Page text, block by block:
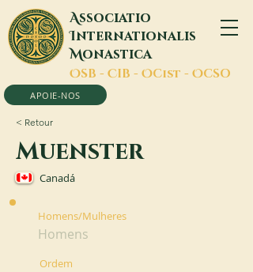
Associatio
Internationalis
Monastica
OSB - CIB - OCist - OCSO
APOIE-NOS
< Retour
Muenster
Canadá
Homens/Mulheres
Homens
Ordem